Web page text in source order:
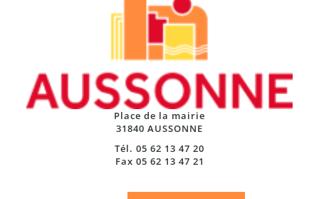
Place de la mairie
31840 AUSSONNE
Tél. 05 62 13 47 20
Fax 05 62 13 47 21